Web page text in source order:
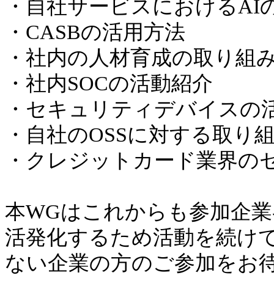
・自社サービスにおけるAI
・CASBの活用方法
・社内の人材育成の取り組
・社内SOCの活動紹介
・セキュリティデバイスの
・自社のOSSに対する取り
・クレジットカード業界
本WGはこれからも参加企
活発化するため活動を続け
ない企業の方のご参加をお